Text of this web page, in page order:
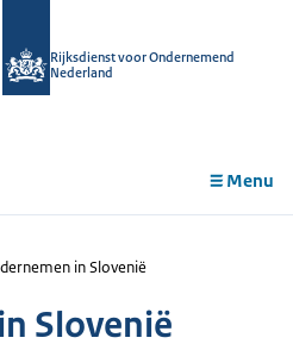
Rijksdienst voor Ondernemend
Nederland
Menu
in Slovenië
Slovenië